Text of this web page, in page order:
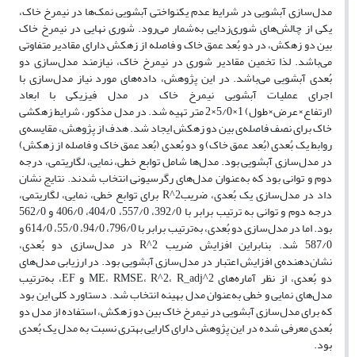
مدل‌سازی آبشویی در شرایط عدم یکنواختی آبشویی نمک‌ها در نیمرخ خاک،
یکی از چالش‌های شوری‌زدایی به‌شمار می‌رود. شوری نهایی در نیمرخ خاک
بین دو زهکش، در دو بُعد عمق خاک و فاصله از زهکش دارای مقادیر متفاوتی
می‌باشد. لذا تخمین مقادیر شوری در نیمرخ خاک، نیازمند مدل‌سازی دو
بُعدی آبشویی می‌باشد. در این پژوهش، داده‌های مورد نیاز مدل‌سازی با
اجرای عملیات آبشویی نیمرخ خاک در مدل فیزیکی با ابعاد
(ارتفاع×عرض×طول) 1×5/0×2 متر تهیه شد. در مدل مذکور، شرایط زهکشی
خاک برای نصف فاصله‌ی بین دو زهکش ایجاد شد. هدف از پژوهش، مقایسه‌ی
روابط یک بُعدی (بُعد عمق خاک) و دو بُعدی (بُعد عمق خاک و فاصله از زهکش)
در مدل‌سازی آبشویی بود. مدل‌ها شامل توابع خطی، نمایی، لگاریتمی، درجه
دوم و توانی بود که به‌عنوان مدل‌های رگرسیونی انتخاب شدند. نتایج نشان
داد در مدل‌سازی یک بُعدی، ضریبR^2 برای توابع خطی، نمایی، لگاریتمی،
درجه دوم و توانی به ترتیب برابر با 392/0، 557/0، 404/0، 406/0 و 562/0
بود. اما در مدل‌سازی دو بُعدی، به‌ترتیب برابر با 796/0، 94/0، 55/0، 614/0 و
587/0 شد. بنابراین افزایش ضریب R^2 در مدل‌سازی دو بُعدی،
نشان‌دهنده‌ی افزایش اعتبار در مدل‌سازی آبشویی بود. در ارزیابی مدل‌های
دو بُعدی، از نظر آماره‌های ME، RMSE، R^2، R_adj^2 و EF، به‌ترتیب
مدل‌های نمایی و خطی به‌عنوان مدل بهینه انتخاب شد. دستاورد کلی این بود
که برای مدل‌سازی آبشویی در نیمرخ خاک بین دو زهکش، استفاده از مدل دو
بُعدی معرفی شده در این پژوهش دارای کارایی بهتری نسبت به مدل یک بُعدی
بود.